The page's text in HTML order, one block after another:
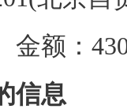
金额：
信息